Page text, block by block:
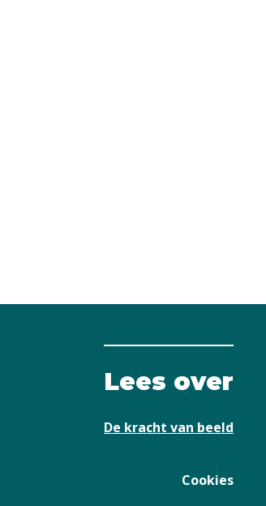
Lees over
De kracht van beeld
Cookies